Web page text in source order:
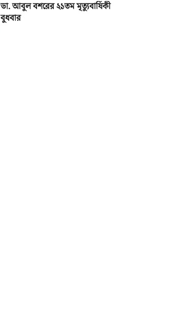
ডা. আবুল বশরের ২১তম মৃত্যুবার্ষিকী
বুধবার